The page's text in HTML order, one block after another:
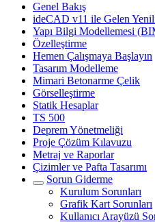
Genel Bakış
ideCAD v11 ile Gelen
Yapı Bilgi Modellemesi
Özelleştirme
Hemen Çalışmaya Başlayın
Tasarım Modelleme
Mimari Betonarme Çelik
Görselleştirme
Statik Hesaplar
TS 500
Deprem Yönetmeliği
Proje Çözüm Kılavuzu
Metraj ve Raporlar
Çizimler ve Pafta Tasarımı
Sorun Giderme
Kurulum Sorunları
Grafik Kart Sorunları
Kullanıcı Arayüzü